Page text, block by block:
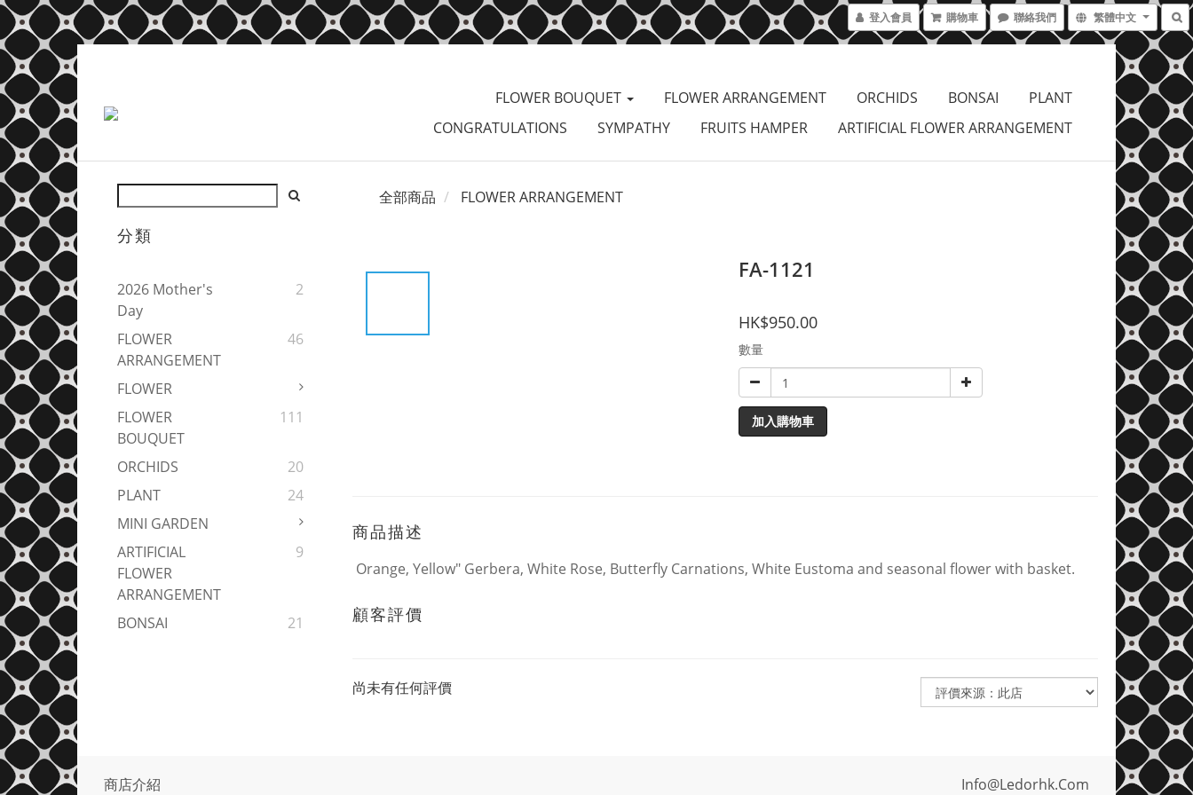
登入會員 購物車 聯絡我們 繁體中文
FLOWER BOUQUET FLOWER ARRANGEMENT ORCHIDS BONSAI
PLANT
CONGRATULATIONS
SYMPATHY FRUITS HAMPER ARTIFICIAL FLOWER ARRANGEMENT
分類
2026 Mother's
Day
2
FLOWER
ARRANGEMENT
46
FLOWER
FLOWER
BOUQUET
111
ORCHIDS
20
PLANT
24
MINI GARDEN
ARTIFICIAL
FLOWER
ARRANGEMENT
9
BONSAI 21
全部商品 FLOWER ARRANGEMENT
FA-1121
HK$950.00
數量
加入購物車
商品描述
Orange, Yellow" Gerbera, White Rose, Butterfly Carnations, White Eustoma and seasonal flower with basket.
顧客評價
尚未有任何評價
商店介紹 Info@ledorhk.com